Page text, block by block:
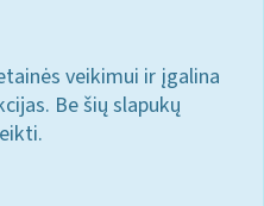
veikimui ir įgalina
Be šių slapukų